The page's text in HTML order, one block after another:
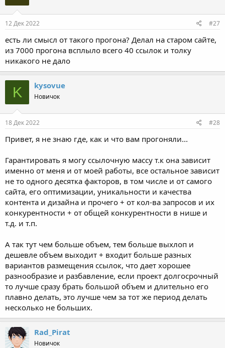
12 Дек 2022 #27
есть ли смысл от такого прогона? Делал на старом сайте,
из 7000 прогона всплыло всего 40 ссылок и толку
никакого не дало
K kysovue
Новичок
18 Дек 2022 #28
Привет, я не знаю где, как и что вам прогоняли...
Гарантировать я могу ссылочную массу т.к она зависит
именно от меня и от моей работы, все остальное зависит
не то одного десятка факторов, в том числе и от самого
сайта, его оптимизации, уникальности и качества
контента и дизайна и прочего + от кол-ва запросов и их
конкурентности + от общей конкурентности в нише и
т.д. и т.п.
А так тут чем больше объем, тем больше выхлоп и
дешевле объем выходит + входит больше разных
вариантов размещения ссылок, что дает хорошее
разнообразие и разбавление, если проект долгосрочный
то лучше сразу брать большой объем и длительно его
плавно делать, это лучше чем за тот же период делать
несколько не больших.
Rad_Pirat
Новичок